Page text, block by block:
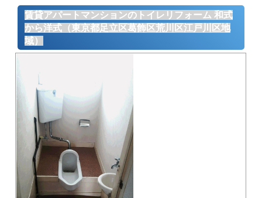
賃貸アパートマンションのトイレリフォーム 和式
から洋式（東京都足立区葛飾区荒川区江戸川区地
域）